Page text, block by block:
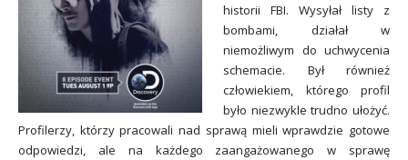
historii FBI. Wysyłał listy z
bombami, działał w
niemożliwym do uchwycenia
schemacie. Był również
człowiekiem, którego profil
było niezwykle trudno ułożyć.
Profilerzy, którzy pracowali nad sprawą mieli wprawdzie gotowe
odpowiedzi, ale na każdego zaangażowanego w sprawę